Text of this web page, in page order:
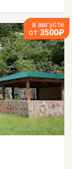
в августе
от 3500₽